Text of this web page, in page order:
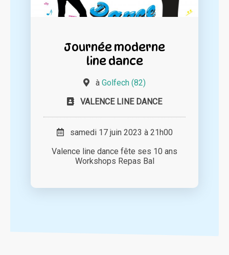
Journée moderne
line dance
à Golfech (82)
VALENCE LINE DANCE
samedi 17 juin 2023 à 21h00
Valence line dance fête ses 10 ans
Workshops Repas Bal